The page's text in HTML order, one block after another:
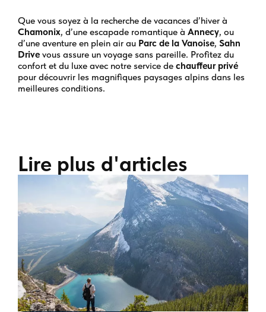
Que vous soyez à la recherche de vacances d’hiver à
Chamonix, d’une escapade romantique à Annecy, ou
d’une aventure en plein air au Parc de la Vanoise, Sahn
Drivevous assure un voyage sans pareille. Profitez du
confort et du luxe avec notre service de chauffeur privé
pour découvrir les magnifiques paysages alpins dans les
meilleures conditions.
Lire plus d'articles